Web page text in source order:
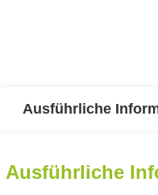
Ausführliche
Ausführliche